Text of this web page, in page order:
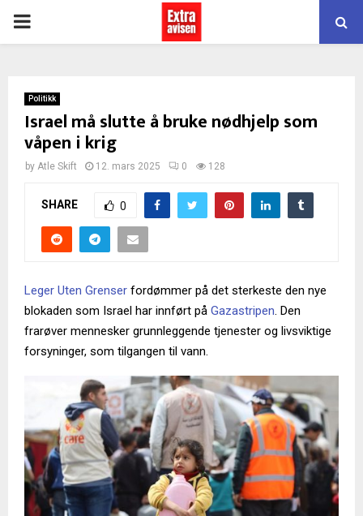
PRIMARY
Politikk
Israel må slutte å bruke nødhjelp som
våpen i krig
by Atle Skift 12. mars 2025 0 128
SHARE 0
Leger Uten Grenser fordømmer på det sterkeste den nye
blokaden som Israel har innført på Gazastripen . Den
frarøver mennesker grunnleggende tjenester og livsviktige
forsyninger, som tilgangen til vann.